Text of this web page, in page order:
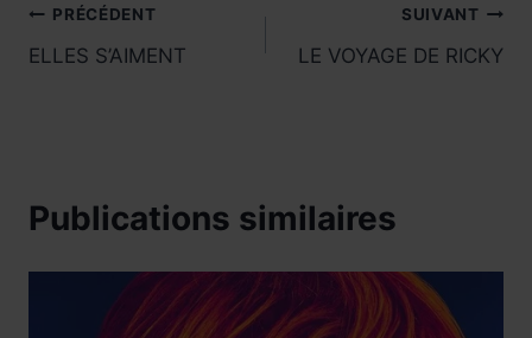
Navigation
de
PRÉCÉDENT
ELLES S’AIMENT
SUIVANT
LE VOYAGE DE RICKY
Publications similaires